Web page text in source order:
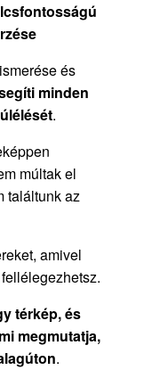
és
minden
.
múltak el
találtunk az
amivel
térkép, és
megmutatja,
.